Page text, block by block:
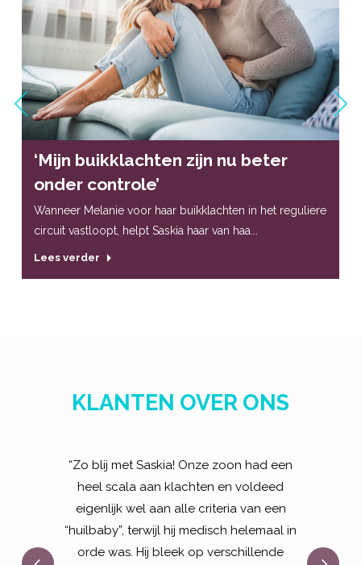
‘Mijn buikklachten zijn nu beter
onder controle’
Wanneer Melanie voor haar buikklachten in het reguliere
circuit vastloopt, helpt Saskia haar van haa...
Lees verder
KLANTEN OVER ONS
“Zo blij met Saskia! Onze zoon had een
heel scala aan klachten en voldeed
eigenlijk wel aan alle criteria van een
“huilbaby”, terwijl hij medisch helemaal in
orde was. Hij bleek op verschillende